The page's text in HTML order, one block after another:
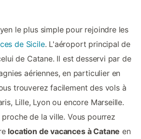
le plus simple pour rejoindre les
de Sicile. L'aéroport principal de
de Catane. Il est desservi par de
aériennes, en particulier en
trouverez facilement des vols à
Lille, Lyon ou encore Marseille.
de la ville. Vous pourrez
location de vacances à Catane en